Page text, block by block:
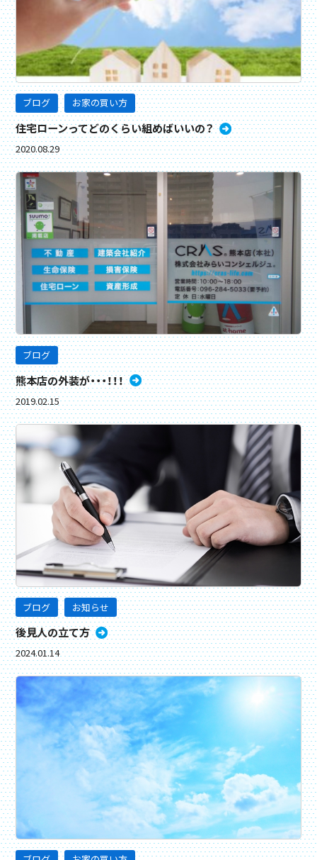
ブログ お家の買い方
住宅ローンってどのくらい組めばいいの？
2020.08.29
ブログ
熊本店の外装が・・・！！！
2019.02.15
ブログ お知らせ
後見人の立て方
2024.01.14